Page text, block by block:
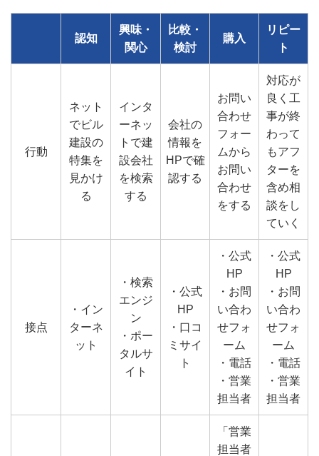
認知
興味・
関心
比較・
検討
購入
リピー
ト
行動
ネット
でビル
建設の
特集を
見かけ
る
インタ
ーネッ
トで建
設会社
を検索
する
会社の
情報を
HPで確
認する
お問い
合わせ
フォー
ムから
お問い
合わせ
をする
対応が
良く工
事が終
わって
もアフ
ターを
含め相
談をし
ていく
接点
・イン
ターネ
ット
・検索
エンジ
ン
・ポー
タルサ
イト
・公式
HP
・口コ
ミサイ
ト
・公式
HP
・お問
い合わ
せフォ
ーム
・電話
・営業
担当者
・公式
HP
・お問
い合わ
せフォ
ーム
・電話
・営業
担当者
「営業
担当者